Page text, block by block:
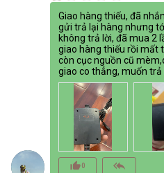
Giao hàng thiếu, đã
gửi trả lại hàng nhưng
không trả lời, đã mua 2
giao hàng thiếu rồi mất
còn cục nguồn cũ
giao co thẳng, muốn trả
thumb_up_alt0 reply_all